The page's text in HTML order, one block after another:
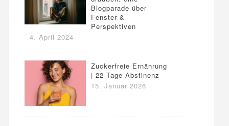
Blogparade über
Fenster &
Perspektiven
4. April 2024
Zuckerfreie Ernährung
| 22 Tage Abstinenz
15. Januar 2026